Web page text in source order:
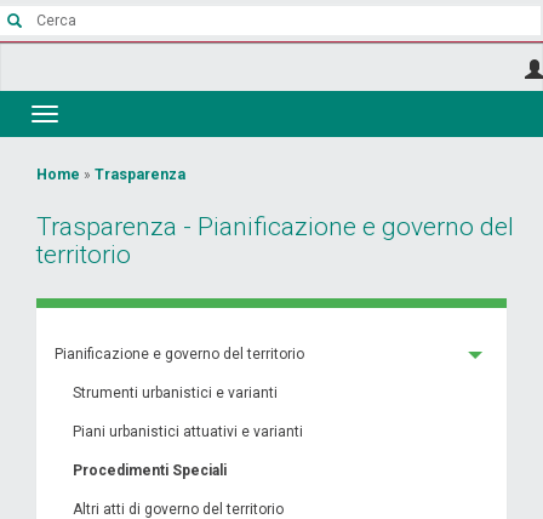
Salta
Toggle
navigation
Tu
sei
qui
Home » Trasparenza
Trasparenza - Pianificazione e governo del
territorio
Pianificazione e governo del territorio
Strumenti urbanistici e varianti
Piani urbanistici attuativi e varianti
Procedimenti Speciali
Altri atti di governo del territorio